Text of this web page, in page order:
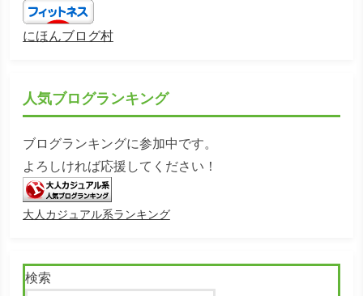
にほんブログ村
人気ブログランキング
ブログランキングに参加中です。
よろしければ応援してください！
大人カジュアル系ランキング
検索